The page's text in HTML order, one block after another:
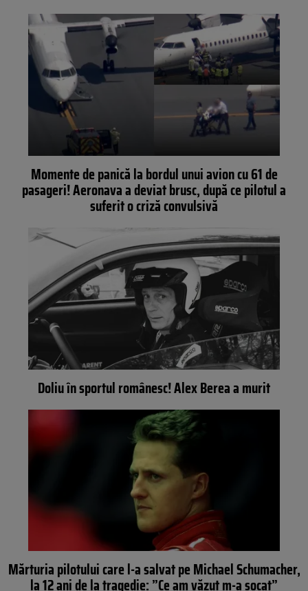
Momente de panică la bordul unui avion cu 61 de
pasageri! Aeronava a deviat brusc, după ce pilotul a
suferit o criză convulsivă
Doliu în sportul românesc! Alex Berea a murit
Mărturia pilotului care l-a salvat pe Michael Schumacher,
la 12 ani de la tragedie: ”Ce am văzut m-a șocat”